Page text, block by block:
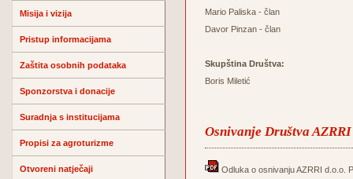
Misija i vizija
Pristup informacijama
Zaštita osobnih podataka
Sponzorstva i donacije
Suradnja s institucijama
Propisi za agroturizme
Otvoreni natječaji
Mario Paliska - član
Davor Pinzan - član
Skupština Društva:
Boris Miletić
Osnivanje Društva
Odluka o osnivanju AZRRI d.o.o.